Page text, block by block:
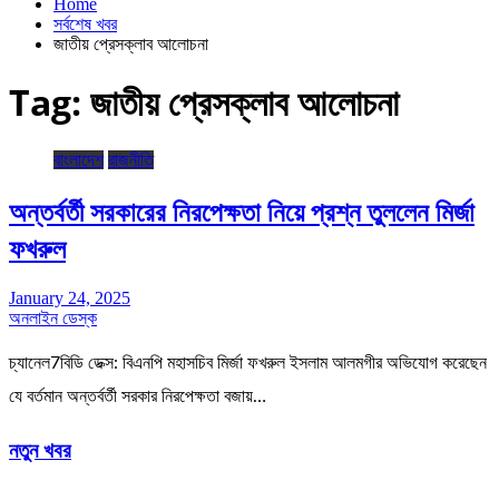
Home
সর্বশেষ খবর
জাতীয় প্রেসক্লাব আলোচনা
Tag: জাতীয় প্রেসক্লাব আলোচনা
বাংলাদেশ রাজনীতি
অন্তর্বর্তী সরকারের নিরপেক্ষতা নিয়ে প্রশ্ন তুললেন মির্জা
ফখরুল
January 24, 2025
অনলাইন ডেস্ক
চ্যানেল7বিডি ডেক্স: বিএনপি মহাসচিব মির্জা ফখরুল ইসলাম আলমগীর অভিযোগ করেছেন
যে বর্তমান অন্তর্বর্তী সরকার নিরপেক্ষতা বজায়…
নতুন খবর